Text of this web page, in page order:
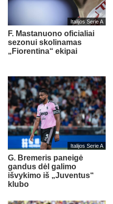
Italijos Serie A
F. Mastanuono oficialiai
sezonui skolinamas
„Fiorentina“ ekipai
Italijos Serie A
G. Bremeris paneigė
gandus dėl galimo
išvykimo iš „Juventus“
klubo